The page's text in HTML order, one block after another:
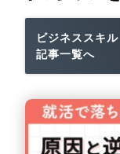
ビジネススキル
記事一覧へ